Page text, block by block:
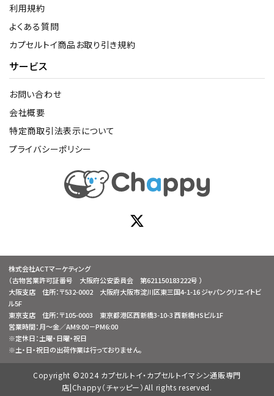
利用規約
よくある質問
カプセルトイ商品お取り引き規約
サービス
お問い合わせ
会社概要
特定商取引法表示について
プライバシーポリシー
株式会社ACTマーケティング
（古物営業許可証番号 大阪府公安委員会 第621150183222号 ）
大阪支店 住所：〒532-0002 大阪府大阪市淀川区東三国4-1-16 ジャパンクリエイトビ
ル5F
東京支店 住所：〒105-0003 東京都港区西新橋3-10-3 西新橋HSビル1F
営業時間：月～金／AM9:00－PM6:00
※定休日：土曜・日曜・祝日
※土・日・祝日の出荷作業は行っておりません。
Copyright ©2024 カプセルトイ・カプセルトイマシン通販専門
店|Chappy（チャッピー）All rights reserved.